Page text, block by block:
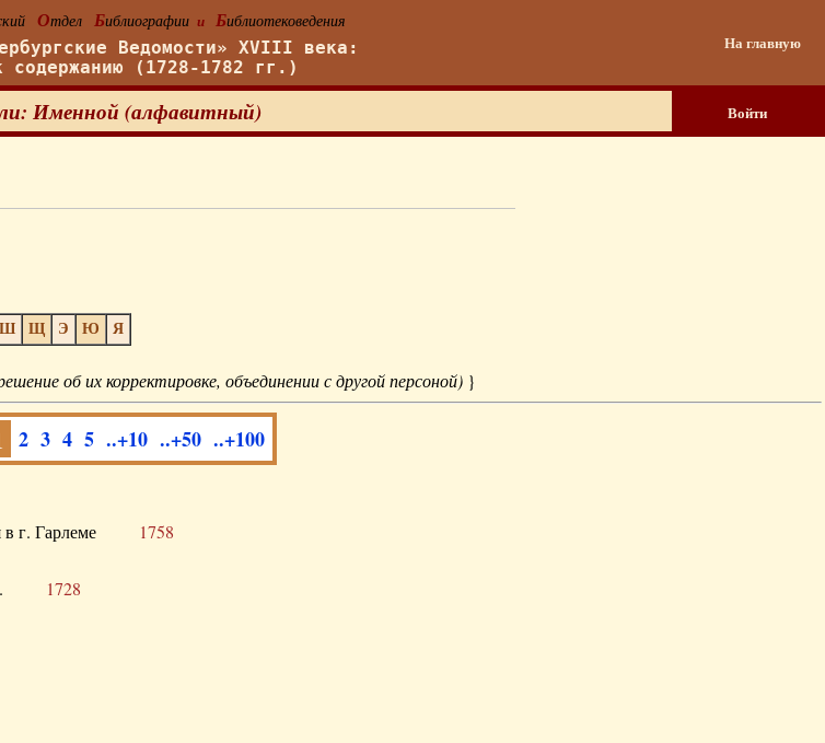
Отдел Библиографии и Библиотековедения
Ведомости» XVIII века:
содержанию (1728-1782 гг.)
На главную
Именной (алфавитный) Войти
Ш Щ Э Ю Я
об их корректировке, объединении с другой персоной) }
2 3 4 5 ..+10 ..+50 ..+100
в г. Гарлеме 1758
1728